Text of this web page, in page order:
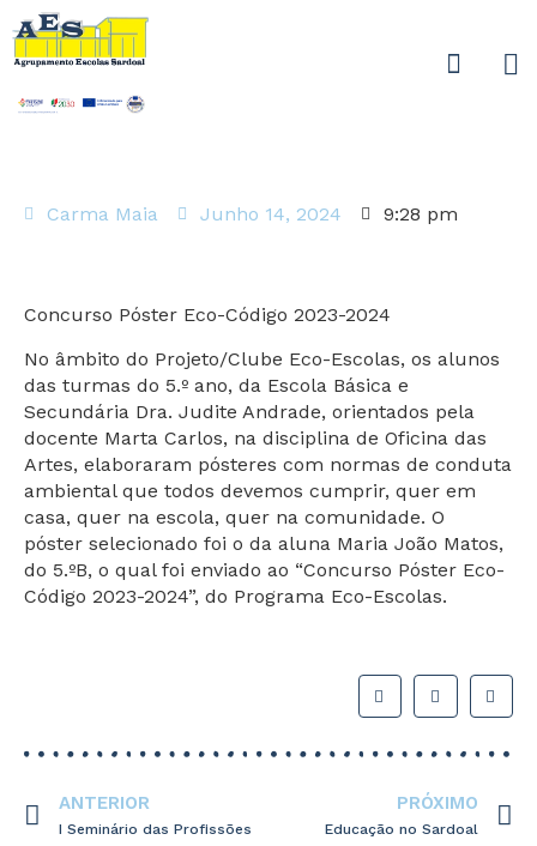
Carma Maia Junho 14, 2024 9:28 pm
Concurso Póster Eco-Código 2023-2024
No âmbito do Projeto/Clube Eco-Escolas, os alunos
das turmas do 5.º ano, da Escola Básica e
Secundária Dra. Judite Andrade, orientados pela
docente Marta Carlos, na disciplina de Oficina das
Artes, elaboraram pósteres com normas de conduta
ambiental que todos devemos cumprir, quer em
casa, quer na escola, quer na comunidade. O
póster selecionado foi o da aluna Maria João Matos,
do 5.ºB, o qual foi enviado ao “Concurso Póster Eco-
Código 2023-2024”, do Programa Eco-Escolas.
ANTERIOR
I Seminário das Profissões
PRÓXIMO
Educação no Sardoal